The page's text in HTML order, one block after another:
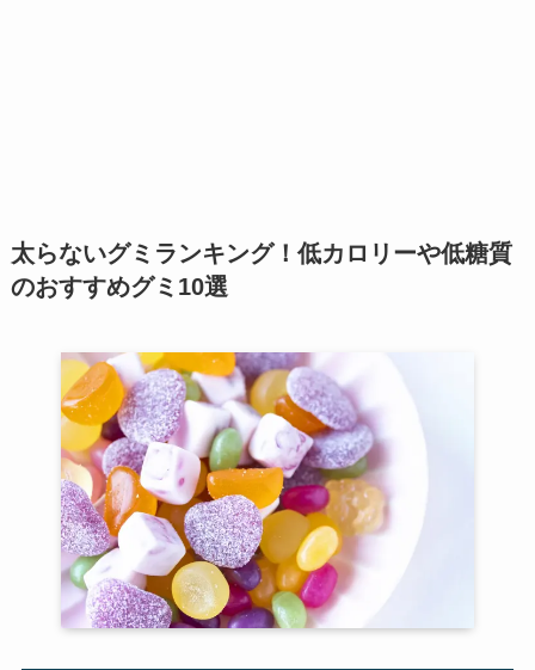
太らないグミランキング！低カロリーや低糖質
のおすすめグミ10選